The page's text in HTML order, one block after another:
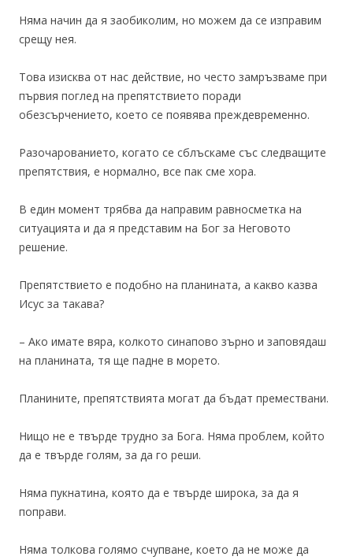
Няма начин да я заобиколим, но можем да се изправим
срещу нея.
Това изисква от нас действие, но често замръзваме при
първия поглед на препятствието поради
обезсърчението, което се появява преждевременно.
Разочарованието, когато се сблъскаме със следващите
препятствия, е нормално, все пак сме хора.
В един момент трябва да направим равносметка на
ситуацията и да я представим на Бог за Неговото
решение.
Препятствието е подобно на планината, а какво казва
Исус за такава?
– Ако имате вяра, колкото синапово зърно и заповядаш
на планината, тя ще падне в морето.
Планините, препятствията могат да бъдат премествани.
Нищо не е твърде трудно за Бога. Няма проблем, който
да е твърде голям, за да го реши.
Няма пукнатина, която да е твърде широка, за да я
поправи.
Няма толкова голямо счупване, което да не може да